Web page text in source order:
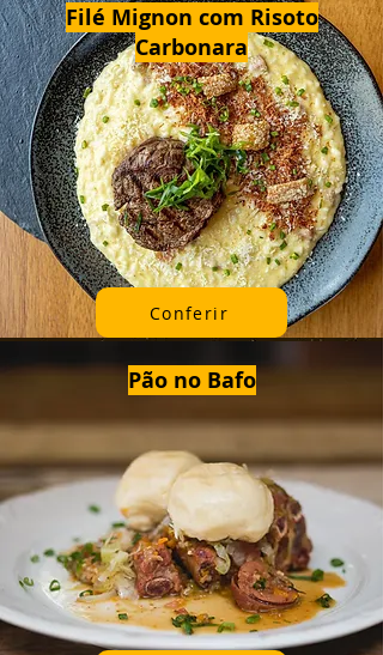
Filé Mignon com Risoto
Carbonara
Conferir
Pão no Bafo